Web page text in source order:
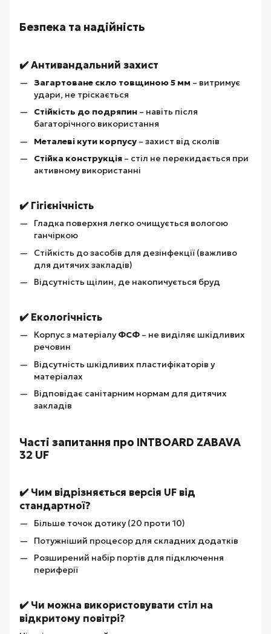
Безпека та надійність
✔️ Антивандальний захист
Загартоване скло товщиною 5 мм – витримує
удари, не тріскається
Стійкість до подряпин – навіть після
багаторічного використання
Металеві кути корпусу – захист від сколів
Стійка конструкція – стіл не перекидається при
активному використанні
✔️ Гігієнічність
Гладка поверхня легко очищується вологою
ганчіркою
Стійкість до засобів для дезінфекції (важливо
для дитячих закладів)
Відсутність щілин, де накопичується бруд
✔️ Екологічність
Корпус з матеріалуФСФ – не виділяє шкідливих
речовин
Відсутність шкідливих пластифікаторів у
матеріалах
Відповідає санітарним нормам для дитячих
закладів
Часті запитання про INTBOARD ZABAVA
32 UF
✔️ Чим відрізняється версія UF від
стандартної?
Більше точок дотику (20 проти 10)
Потужніший процесор для складних додатків
Розширений набір портів для підключення
периферії
✔️ Чи можна використовувати стіл на
відкритому повітрі?